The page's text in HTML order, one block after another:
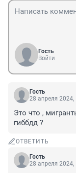
Гость
Войти
Гость
28 апреля 2024,
Это что ,
гиббдд ?
ОТВЕТИТЬ
Гость
28 апреля 2024,